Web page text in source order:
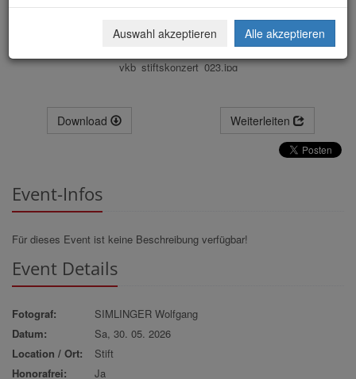
vkb_stiftskonzert_023.jpg
Download Weiterleiten
Event-Infos
Für dieses Event ist keine Beschreibung verfügbar!
Event Details
Fotograf:
SIMLINGER Wolfgang
Datum:
Sa, 30. 05. 2026
Location / Ort:
Stift
Honorafrei:
Ja
Auswahl akzeptieren Alle akzeptieren